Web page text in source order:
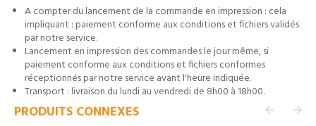
A compter du lancement de la commande en impression : cela
impliquant : paiement conforme aux conditions et fichiers validés
par notre service.
Lancement en impression des commandes le jour même, si
paiement conforme aux conditions et fichiers conformes
réceptionnés par notre service avant l'heure indiquée.
Transport : livraison du lundi au vendredi de 8h00 à 18h00.
PRODUITS CONNEXES